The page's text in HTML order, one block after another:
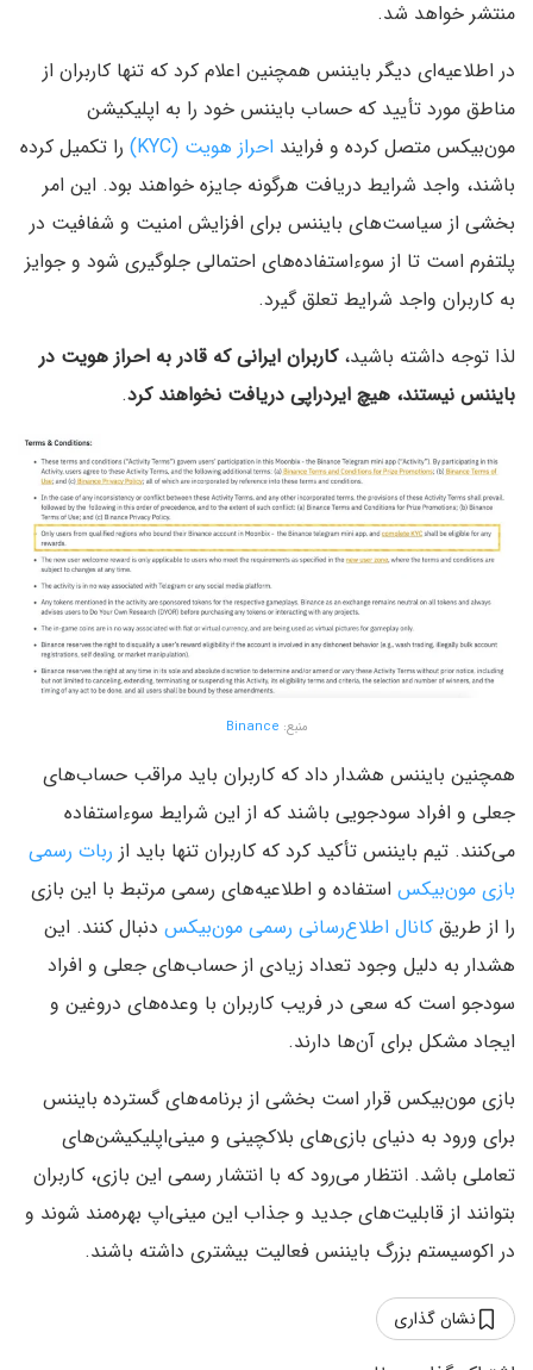
منتشر خواهد شد.
در اطلاعیه‌ای دیگر بایننس همچنین اعلام کرد که تنها کاربران از
مناطق مورد تأیید که حساب بایننس خود را به اپلیکیشن
مون‌بیکس متصل کرده و فرایند احراز هویت (KYC)
را تکمیل کرده
باشند، واجد شرایط دریافت هرگونه جایزه خواهند بود. این امر
بخشی از سیاست‌های بایننس برای افزایش امنیت و شفافیت در
پلتفرم است تا از سوءاستفاده‌های احتمالی جلوگیری شود و جوایز
به کاربران واجد شرایط تعلق گیرد.
لذا توجه داشته باشید،کاربران ایرانی که قادر به احراز هویت در
بایننس نیستند، هیچ ایردراپی دریافت نخواهند کرد.
منبع: Binance
همچنین بایننس هشدار داد که کاربران باید مراقب حساب‌های
جعلی و افراد سودجویی باشند که از این شرایط سوءاستفاده
می‌کنند. تیم بایننس تأکید کرد که کاربران تنها باید از ربات رسمی
بازی مون‌بیکس استفاده و اطلاعیه‌های رسمی مرتبط با این بازی
را از طریق کانال اطلاع‌رسانی رسمی مون‌بیکس دنبال کنند. این
هشدار به دلیل وجود تعداد زیادی از حساب‌های جعلی و افراد
سودجو است که سعی در فریب کاربران با وعده‌های دروغین و
ایجاد مشکل برای آن‌ها دارند.
بازی مون‌بیکس قرار است بخشی از برنامه‌های گسترده بایننس
برای ورود به دنیای بازی‌های بلاکچینی و مینی‌اپلیکیشن‌های
تعاملی باشد. انتظار می‌رود که با انتشار رسمی این بازی، کاربران
بتوانند از قابلیت‌های جدید و جذاب این مینی‌اپ بهره‌مند شوند و
در اکوسیستم بزرگ بایننس فعالیت بیشتری داشته باشند.
نشان گذاری